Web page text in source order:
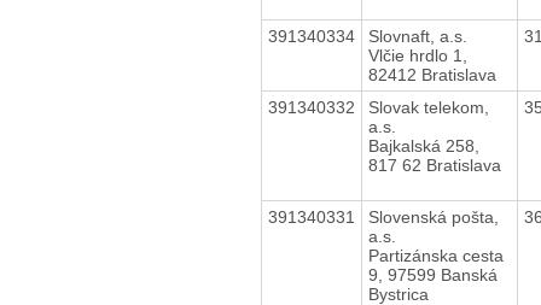
391340334
Slovnaft, a.s.
Vlčie hrdlo 1,
82412 Bratislava
391340332
Slovak telekom,
a.s.
Bajkalská 258,
817 62 Bratislava
391340331
Slovenská pošta,
a.s.
Partizánska cesta
9, 97599 Banská
Bystrica